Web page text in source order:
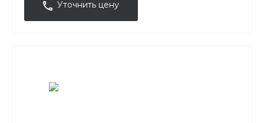
Уточнить цену